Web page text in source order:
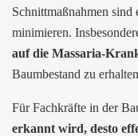
Schnittmaßnahmen sind
minimieren.
auf die Massaria-
Baumbestand zu
Für Fachkräfte in der
erkannt wird, desto